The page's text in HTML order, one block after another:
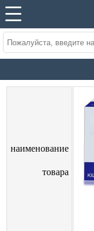
наименование
товара